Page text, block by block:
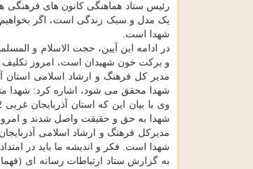
رئیس ستاد هماهنگی کانون های فرهنگی
یک مدل و سبک زندگی است، اگر بخواهیم
شهدا است.
در ادامه این آیین، حجت الاسلام و
و برکت خون شهیدان است، امروز تکلیف
مدیر کل فرهنگ و ارشاد اسلامی استان
شهدا محقق می شود، اشاره کرد: شهدا
شهدا به حق و حقیقت واصل شدند و
مدیرکل فرهنگ و ارشاد اسلامی
شهدا است. فکر و اندیشه ما باید در
به گزارش ستاد ارتباطات رسانه ای